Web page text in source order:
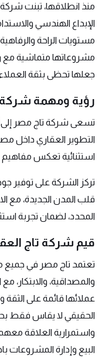
منذ انطلاقها، تبنت
الإبداع الهندسي
مستويات الراحة
مشروعاتها متماشية مع
جعلها تحظى بثقة
رؤية ومهمة شركة
تسعى شركة تاج مصر إلى
التطوير العقاري داخل
استثنائية تعكس مفاهيم
تركز الشركة على توفير
قلب المدن الجديدة، مع
المحدد، لضمان تجربة
قيم شركة تاج
تعتمد تاج مصر في جميع
والمصداقية، والابتكار،
عملائها قائمة على الثقة
الحقيقي لا يقاس فقط
واستمرارية العلاقة
البيع وإدارة المشروعات